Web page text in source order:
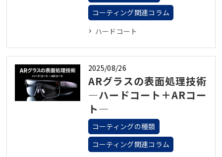
コーティング関連コラム
ハードコート
2025/08/26
ARグラスの表面処理技術
―ハードコート＋ARコー
ト―
コーティングの種類
コーティング関連コラム